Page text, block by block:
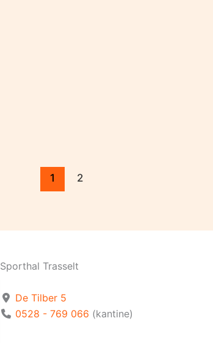
1 2
Sporthal Trasselt
De Tilber 5
0528 - 769 066 (kantine)